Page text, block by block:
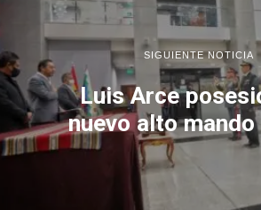
SIGUIENTE NOTICIA
Luis Arce
nuevo alto